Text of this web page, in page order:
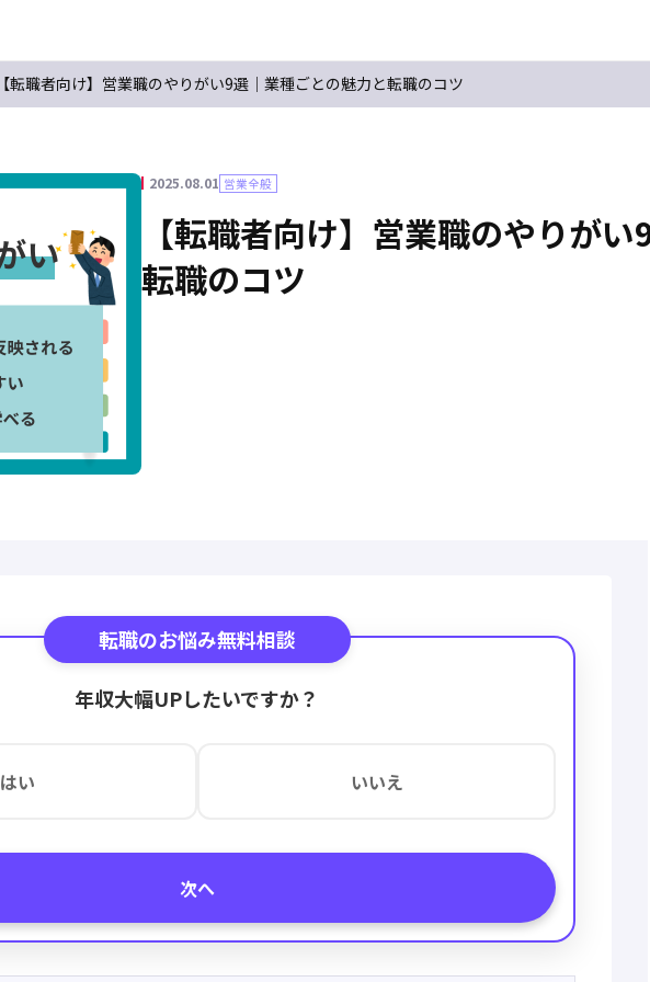
【転職者向け】営業職のやりがい9選｜業種ごとの魅力と転職のコツ
2025.08.01 営業全般
【転職者向け】営業職のやりが
転職のコツ
転職のお悩み無料相談
年収大幅UPしたいですか？
はい いいえ
次へ